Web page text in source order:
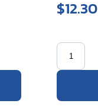
$12.30